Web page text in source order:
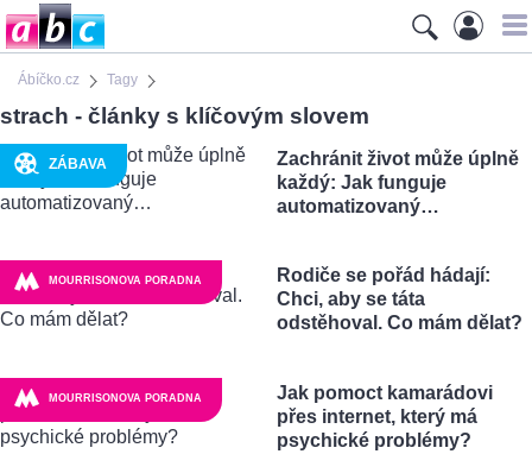
Ábíčko.cz Tagy
strach - články s klíčovým slovem
ZÁBAVA
Zachránit život může úplně
každý: Jak funguje
automatizovaný…
MOURRISONOVA PORADNA
Rodiče se pořád hádají:
Chci, aby se táta
odstěhoval. Co mám dělat?
MOURRISONOVA PORADNA
Jak pomoct kamarádovi
přes internet, který má
psychické problémy?